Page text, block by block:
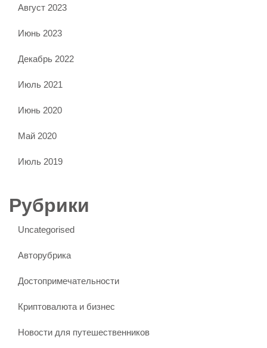
Август 2023
Июнь 2023
Декабрь 2022
Июль 2021
Июнь 2020
Май 2020
Июль 2019
Рубрики
Uncategorised
Авторубрика
Достопримечательности
Криптовалюта и бизнес
Новости для путешественников